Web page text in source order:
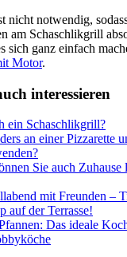
nicht notwendig,
am Schaschlikgrill
sich ganz einfach
Motor.
interessieren
ein Schaschlikgrill?
an einer Pizzarette
Sie auch Zuhause
mit Freunden –
auf der Terrasse!
Das ideale